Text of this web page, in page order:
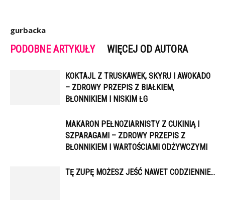
gurbacka
PODOBNE ARTYKUŁY WIĘCEJ OD AUTORA
KOKTAJL Z TRUSKAWEK, SKYRU I AWOKADO
– ZDROWY PRZEPIS Z BIAŁKIEM,
BŁONNIKIEM I NISKIM ŁG
MAKARON PEŁNOZIARNISTY Z CUKINIĄ I
SZPARAGAMI – ZDROWY PRZEPIS Z
BŁONNIKIEM I WARTOŚCIAMI ODŻYWCZYMI
TĘ ZUPĘ MOŻESZ JEŚĆ NAWET CODZIENNIE…